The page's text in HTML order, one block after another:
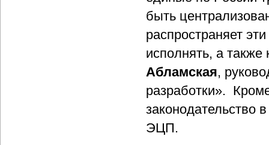
быть
распространяет
исполнять, а также
Абламская,
разработки».
законодательство
ЭЦП.